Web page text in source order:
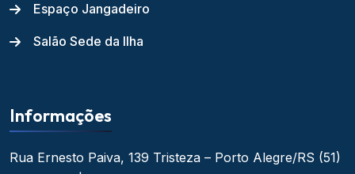
Espaço Jangadeiro
Salão Sede da Ilha
Informações
Rua Ernesto Paiva, 139 Tristeza – Porto Alegre/RS (51)